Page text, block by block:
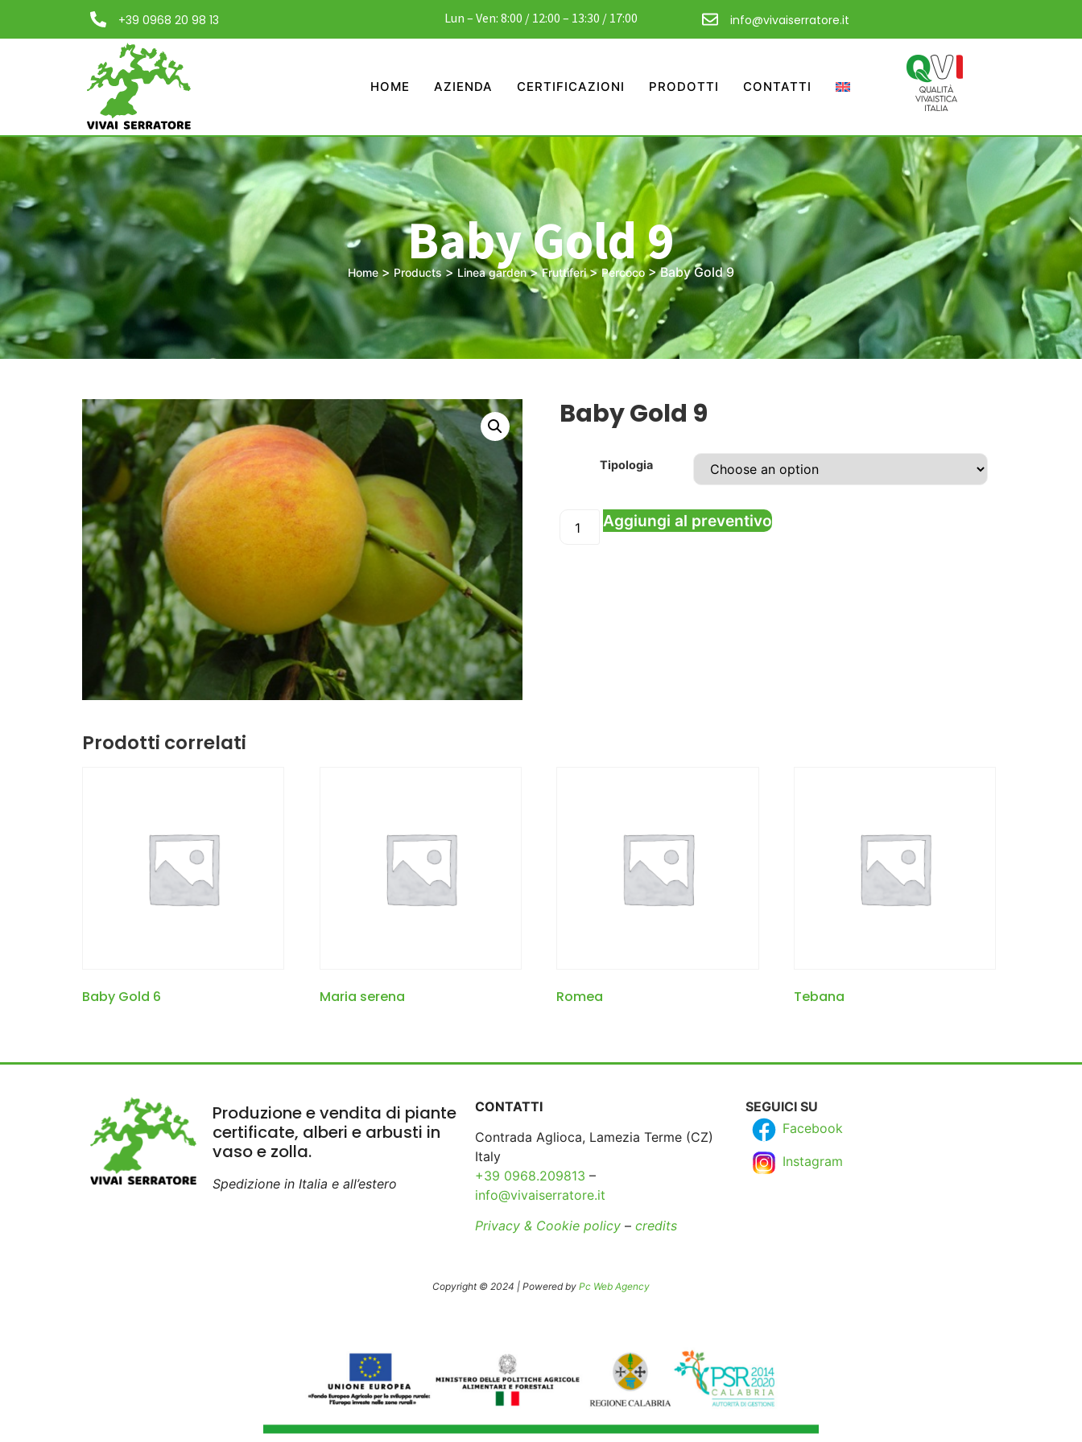
+39 0968 20 98 13 Lun – Ven: 8:00 / 12:00 – 13:30 / 17:00 info@vivaiserratore.it
HOME AZIENDA CERTIFICAZIONI PRODOTTI CONTATTI
Baby Gold 9
Home> Products> Linea garden>Fruttiferi>Percoco>Baby Gold 9
Baby Gold 9
Tipologia
Aggiungi al preventivo
Prodotti correlati
Baby Gold 6 Maria serena Romea Tebana
Produzione e vendita di piante
certificate, alberi e arbusti in
vaso e zolla.
Spedizione in Italia e all’estero
CONTATTI
Contrada Aglioca, Lamezia Terme (CZ)
Italy
+39 0968.209813 –
info@vivaiserratore.it
Privacy & Cookie policy– credits
SEGUICI SU
Facebook
Instagram
Copyright © 2024 | Powered by Pc Web Agency